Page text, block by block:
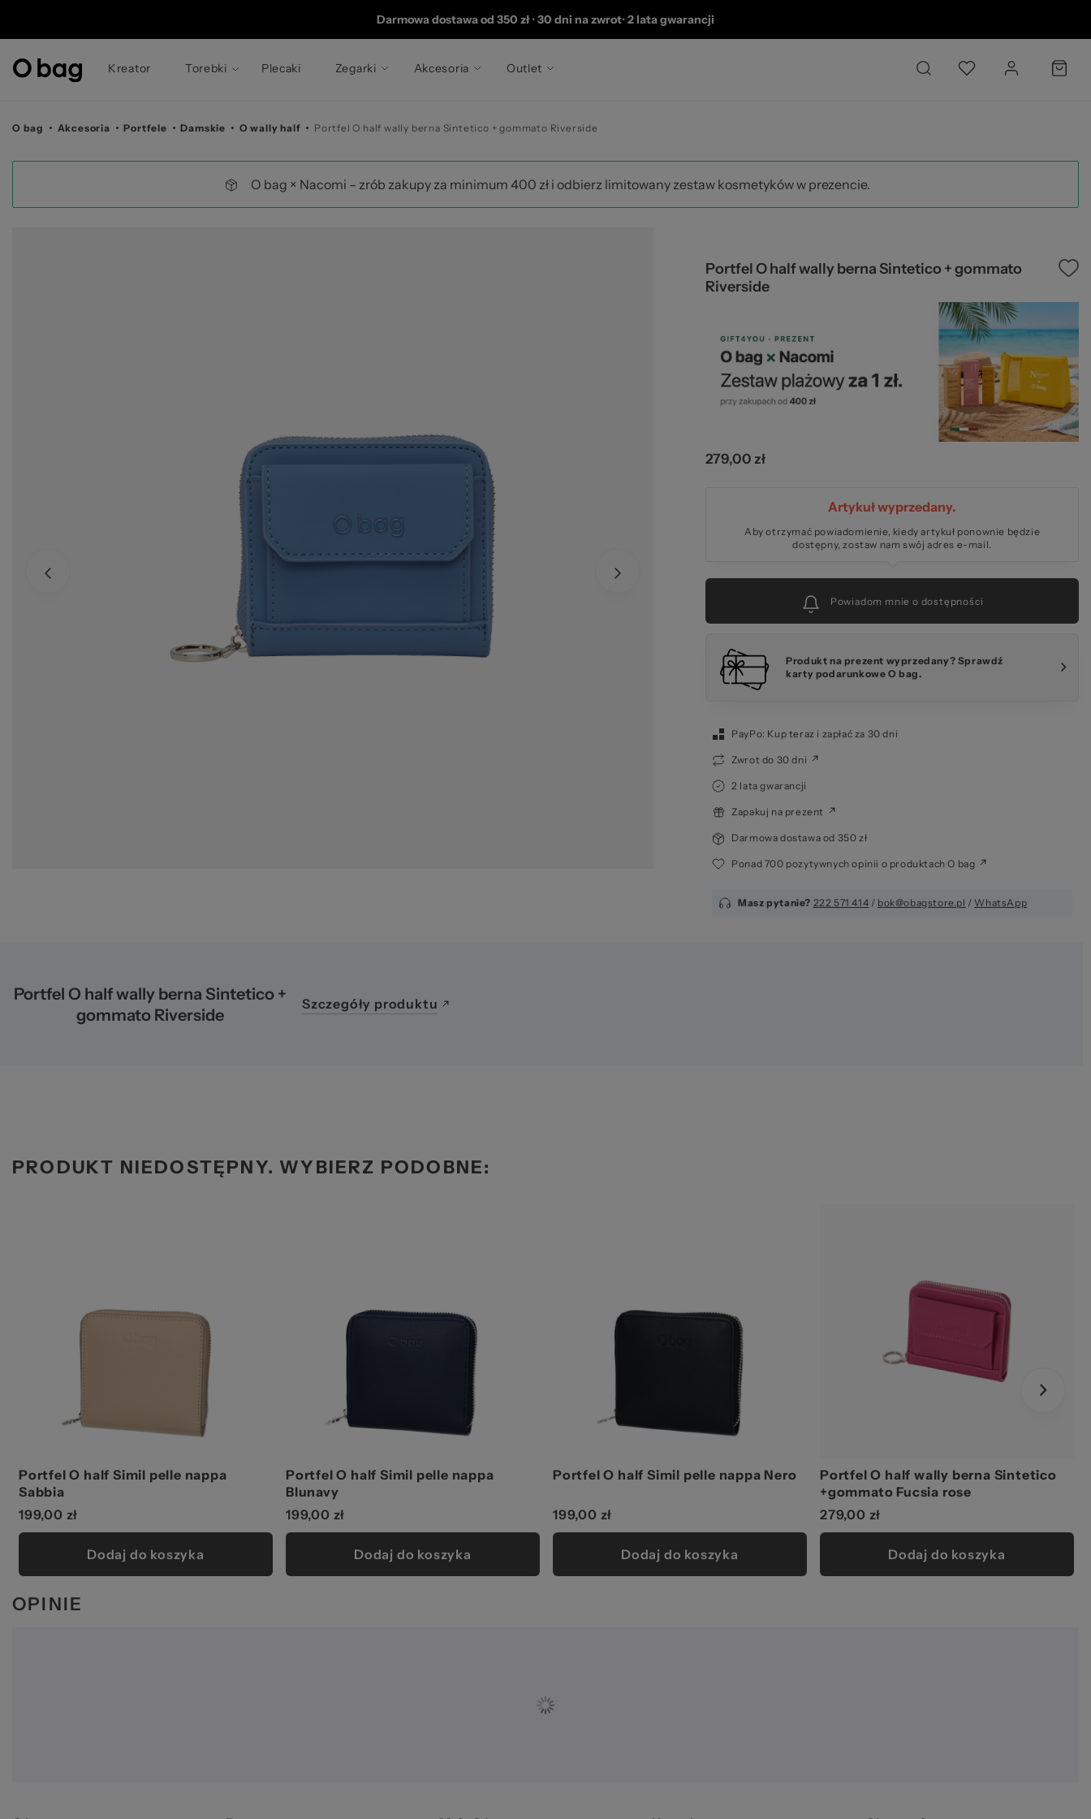
©
2026
Darmowa dostawa od 350 zł •30 dni na zwrot•2 lata gwarancji
Kreator Torebki Plecaki Zegarki Akcesoria Outlet
O bag Akcesoria Portfele Damskie O wally half Portfel O half wally berna Sintetico + gommato Riverside
O bag × Nacomi – zrób zakupy za minimum 400 zł i odbierz limitowany zestaw kosmetyków w prezencie.
Portfel O half wally berna Sintetico + gommato
Riverside
279,00 zł
Artykuł wyprzedany.
Aby otrzymać powiadomienie, kiedy artykuł ponownie będzie
dostępny, zostaw nam swój adres e-mail.
Powiadom mnie o dostępności
Produkt na prezent wyprzedany? Sprawdź
karty podarunkowe O bag.
PayPo: Kup teraz i zapłać za 30 dni
Zwrot do 30 dni
2 lata gwarancji
Zapakuj na prezent
Darmowa dostawa od 350 zł
Ponad 700 pozytywnych opinii o produktach O bag
Masz pytanie? 222 571 414 / bok@obagstore.pl / WhatsApp
Portfel O half wally berna Sintetico +
gommato Riverside
Szczegóły produktu
PRODUKT NIEDOSTĘPNY. WYBIERZ PODOBNE:
Portfel O half Simil pelle nappa
Sabbia
199,00 zł
Dodaj do koszyka
Portfel O half Simil pelle nappa
Blunavy
199,00 zł
Dodaj do koszyka
Portfel O half Simil pelle nappa Nero
199,00 zł
Dodaj do koszyka
Portfel O half wally berna Sintetico
+gommato Fucsia rose
279,00 zł
Dodaj do koszyka
OPINIE